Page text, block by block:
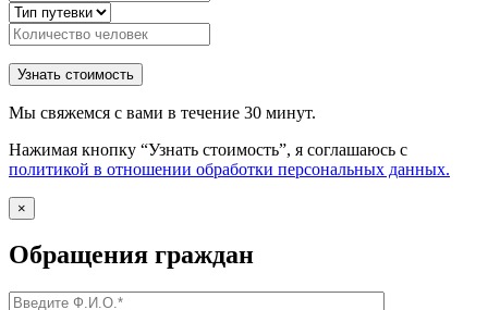
Мы свяжемся с вами в течение 30 минут.
Нажимая кнопку “Узнать стоимость”, я соглашаюсь с
политикой в отношении обработки персональных данных.
×
Обращения граждан